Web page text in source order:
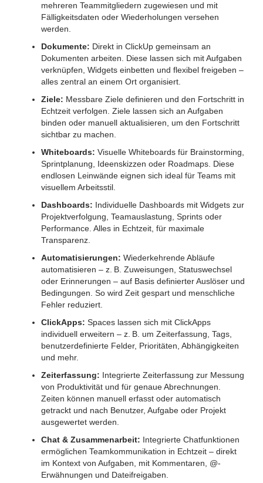
mehreren Teammitgliedern zugewiesen und mit
Fälligkeitsdaten oder Wiederholungen versehen
werden.
Dokumente: Direkt in ClickUp gemeinsam an
Dokumenten arbeiten. Diese lassen sich mit Aufgaben
verknüpfen, Widgets einbetten und flexibel freigeben –
alles zentral an einem Ort organisiert.
Ziele: Messbare Ziele definieren und den Fortschritt in
Echtzeit verfolgen. Ziele lassen sich an Aufgaben
binden oder manuell aktualisieren, um den Fortschritt
sichtbar zu machen.
Whiteboards: Visuelle Whiteboards für Brainstorming,
Sprintplanung, Ideenskizzen oder Roadmaps. Diese
endlosen Leinwände eignen sich ideal für Teams mit
visuellem Arbeitsstil.
Dashboards: Individuelle Dashboards mit Widgets zur
Projektverfolgung, Teamauslastung, Sprints oder
Performance. Alles in Echtzeit, für maximale
Transparenz.
Automatisierungen: Wiederkehrende Abläufe
automatisieren – z. B. Zuweisungen, Statuswechsel
oder Erinnerungen – auf Basis definierter Auslöser und
Bedingungen. So wird Zeit gespart und menschliche
Fehler reduziert.
ClickApps: Spaces lassen sich mit ClickApps
individuell erweitern – z. B. um Zeiterfassung, Tags,
benutzerdefinierte Felder, Prioritäten, Abhängigkeiten
und mehr.
Zeiterfassung: Integrierte Zeiterfassung zur Messung
von Produktivität und für genaue Abrechnungen.
Zeiten können manuell erfasst oder automatisch
getrackt und nach Benutzer, Aufgabe oder Projekt
ausgewertet werden.
Chat & Zusammenarbeit: Integrierte Chatfunktionen
ermöglichen Teamkommunikation in Echtzeit – direkt
im Kontext von Aufgaben, mit Kommentaren, @-
Erwähnungen und Dateifreigaben.